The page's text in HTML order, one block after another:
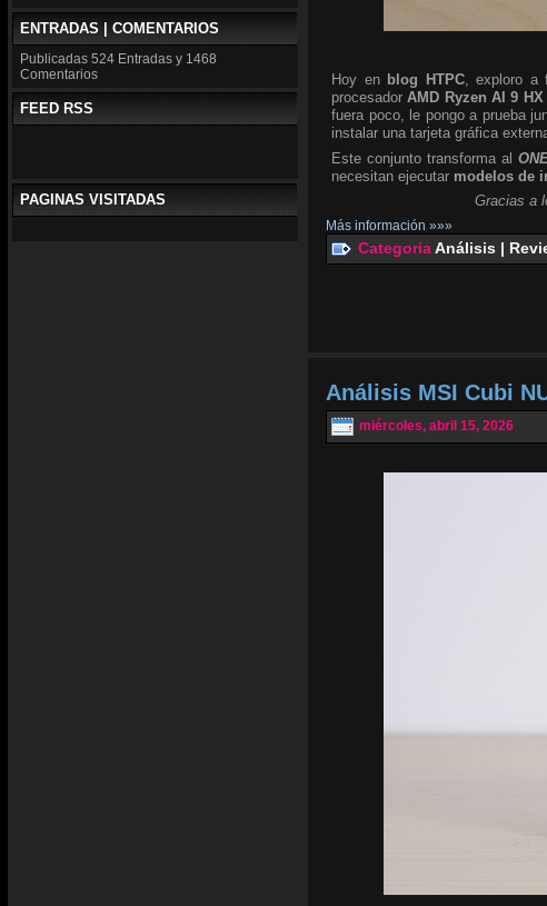
ENTRADAS | COMENTARIOS
Publicadas 524 Entradas y 1468
Comentarios
FEED RSS
PAGINAS VISITADAS
Hoy en blog HTPC, exploro a
procesadorAMD Ryzen AI 9 HX
fuera poco, le pongo a prueba
instalar una tarjeta gráfica
Este conjunto transforma al
necesitan ejecutar modelos de
Gracias a
Más información »»»
CategoriaAnálisis |
Análisis MSI Cubi
miércoles, abril 15, 2026